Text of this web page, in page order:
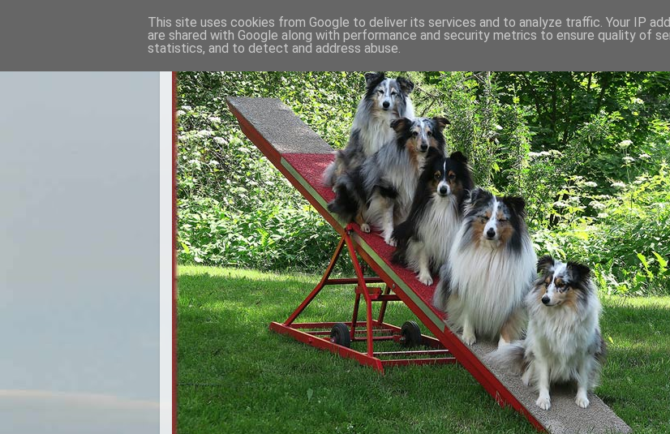
This site uses cookies from Google to deliver its services and to analyze traffic. Your IP
are shared with Google along with performance and security metrics to ensure quality of
statistics, and to detect and address abuse.